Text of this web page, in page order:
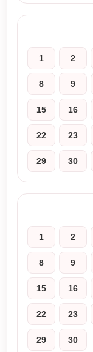
1 2
8 9
15 16
22 23
29 30
1 2
8 9
15 16
22 23
29 30